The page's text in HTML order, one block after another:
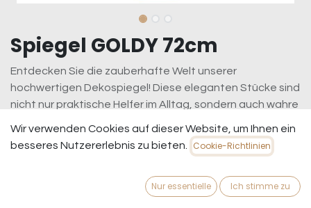
Spiegel GOLDY 72cm
Entdecken Sie die zauberhafte Welt unserer
hochwertigen Dekospiegel! Diese eleganten Stücke sind
nicht nur praktische Helfer im Alltag, sondern auch wahre
verleihen. Ob im Flur, im Wohnzimmer oder im
Schlafzimmer – unsere Spiegel fangen das Licht ein und
Formen und stilvollen Rahmendesigns passen sie sich
Wir verwenden Cookies auf dieser Website, um Ihnen ein
besseres Nutzererlebnis zu bieten.
Cookie-Richtlinien
Nur essentielle Ich stimme zu